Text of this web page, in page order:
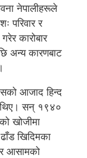
नेपालीहरूले
परिवार र
कारोबार
अन्य कारणबाट
आजाद हिन्द
थिए। सन् १९४०
खोजीमा
खिदिमका
आसामको